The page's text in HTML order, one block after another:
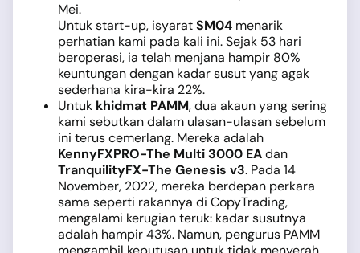
Mei.
Untuk start-up, isyaratSM04 menarik
perhatian kami pada kali ini. Sejak 53 hari
beroperasi, ia telah menjana hampir 80%
keuntungan dengan kadar susut yang agak
sederhana kira-kira 22%.
Untuk khidmat PAMM, dua akaun yang sering
kami sebutkan dalam ulasan-ulasan sebelum
ini terus cemerlang. Mereka adalah
KennyFXPRO-The Multi 3000 EAdan
TranquilityFX-The Genesis v3. Pada 14
November, 2022, mereka berdepan perkara
sama seperti rakannya di CopyTrading,
mengalami kerugian teruk: kadar susutnya
adalah hampir 43%. Namun, pengurus PAMM